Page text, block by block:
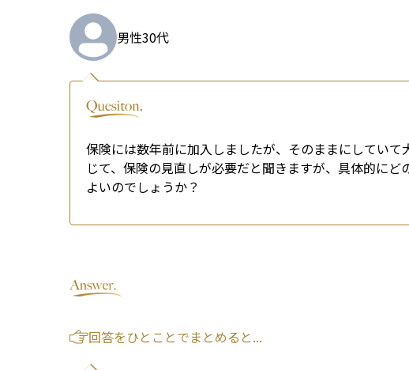
男性30代
保険には数年前に加入しましたが、そのままにしてい
じて、保険の見直しが必要だと聞きますが、具体的に
よいのでしょうか？
回答をひとことでまとめると...